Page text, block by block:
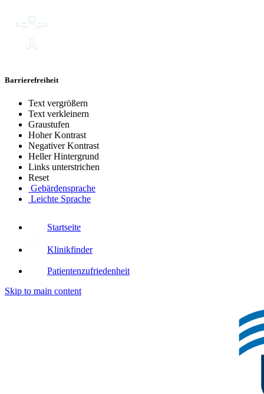
Barrierefreiheit
Text vergrößern
Text verkleinern
Graustufen
Hoher Kontrast
Negativer Kontrast
Heller Hintergrund
Links unterstrichen
Reset
Gebärdensprache
Leichte Sprache
Startseite
Klinikfinder
Patientenzufriedenheit
Skip to main content